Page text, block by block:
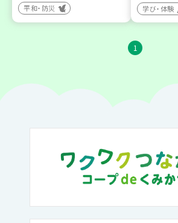
平和・防災
学び・体験
1